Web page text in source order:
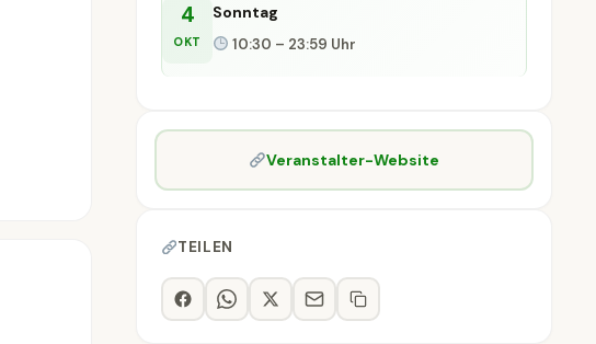
4
OKT
Sonntag
10:30 – 23:59 Uhr
Veranstalter-Website
TEILEN